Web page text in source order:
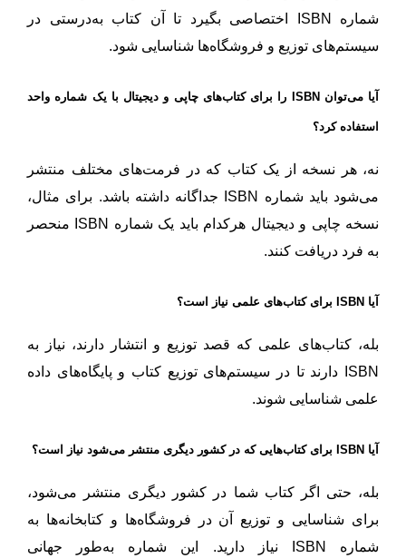
شماره ISBN اختصاصی بگیرد تا آن کتاب به‌درستی در
سیستم‌های توزیع و فروشگاه‌ها شناسایی شود.
آیا می‌توان ISBN را برای کتاب‌های چاپی و دیجیتال با یک شماره واحد
استفاده کرد؟
نه، هر نسخه از یک کتاب که در فرمت‌های مختلف منتشر
می‌شود باید شماره ISBN جداگانه داشته باشد. برای مثال،
نسخه چاپی و دیجیتال هرکدام باید یک شماره ISBN منحصر
به فرد دریافت کنند.
آیا ISBN برای کتاب‌های علمی نیاز است؟
بله، کتاب‌های علمی که قصد توزیع و انتشار دارند، نیاز به
ISBN دارند تا در سیستم‌های توزیع کتاب و پایگاه‌های داده
علمی شناسایی شوند.
آیا ISBN برای کتاب‌هایی که در کشور دیگری منتشر می‌شود نیاز است؟
بله، حتی اگر کتاب شما در کشور دیگری منتشر می‌شود،
برای شناسایی و توزیع آن در فروشگاه‌ها و کتابخانه‌ها به
شماره ISBN نیاز دارید. این شماره به‌طور جهانی